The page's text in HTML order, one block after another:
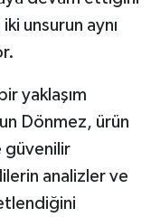
unsurun aynı
yaklaşım
Dönmez, ürün
güvenilir
analizler ve